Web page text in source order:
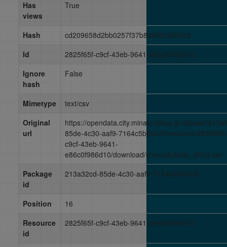
Has
views
True
Hash
cd209658d2bb0257f37b8d895c8563c5
Id
2825f65f-c9cf-43eb-9641-e86c0f986d10
Ignore
hash
False
Mimetype
text/csv
Original
url
https://opendata.city.minato.tokyo.jp/dataset/
85de-4c30-aaf9-7164c5bf06c9/resource/2825f65f-
c9cf-43eb-9641-
e86c0f986d10/download/chomokubetu_2010.csv
Package
id
213a32cd-85de-4c30-aaf9-7164c5bf06c9
Position
16
Resource
id
2825f65f-c9cf-43eb-9641-e86c0f986d10